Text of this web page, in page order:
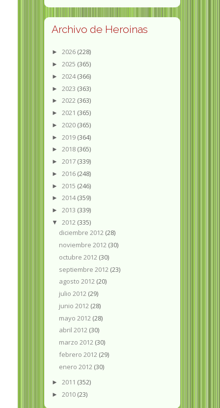
Archivo de Heroinas
► 2026 (228)
► 2025 (365)
► 2024(366)
► 2023 (363)
► 2022 (363)
► 2021 (365)
► 2020 (365)
► 2019 (364)
► 2018 (365)
► 2017 (339)
► 2016 (248)
► 2015 (246)
► 2014(359)
► 2013 (339)
▼ 2012 (335)
diciembre 2012 (28)
noviembre 2012 (30)
octubre 2012 (30)
septiembre 2012 (23)
agosto 2012 (20)
julio 2012 (29)
junio 2012 (28)
mayo 2012 (28)
abril 2012 (30)
marzo 2012 (30)
febrero 2012 (29)
enero 2012 (30)
► 2011 (352)
► 2010 (23)